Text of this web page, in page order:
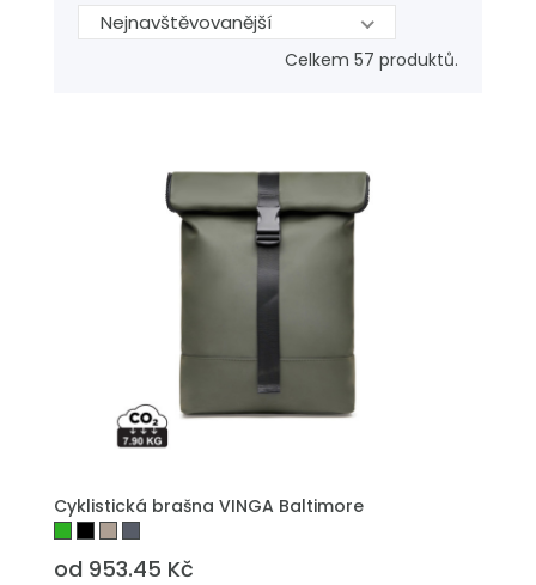
Nejnavštěvovanější
Celkem 57 produktů.
Cyklistická brašna VINGA Baltimore
od 953.45 Kč